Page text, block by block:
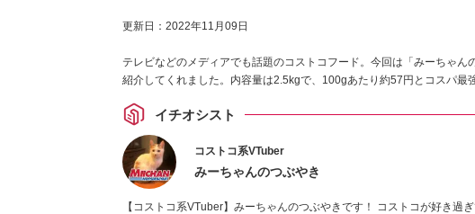
更新日： 2022年11月09日
テレビなどのメディアでも話題のコストコフード。今回は「みーちゃ
紹介してくれました。内容量は2.5kgで、100gあたり約57円とコスパ最
イチオシスト
コストコ系VTuber
みーちゃんのつぶやき
【コストコ系VTuber】みーちゃんのつぶやきです！ コストコが好き過ぎて、購入品の紹介や、商品レビューなどをやっていま